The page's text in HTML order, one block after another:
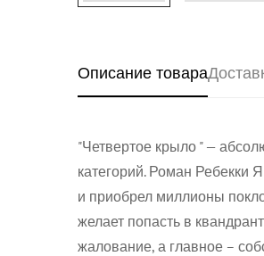
Описание товара
"Четвертое крыло " —
категорий. Роман Ребекки
и приобрел миллионы
желает попасть в
жалование, а главное –